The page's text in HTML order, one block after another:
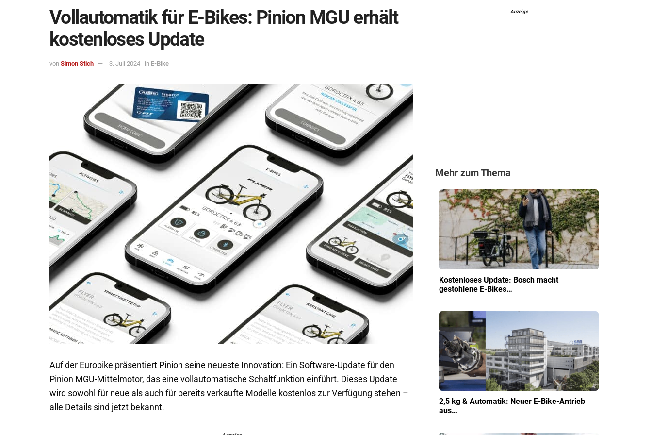
Vollautomatik für E-Bikes: Pinion MGU erhält
kostenloses Update
von Simon Stich 3. Juli 2024 in E-Bike
Auf der Eurobike präsentiert Pinion seine neueste Innovation: Ein Software-Update für den
Pinion MGU-Mittelmotor, das eine vollautomatische Schaltfunktion einführt. Dieses Update
wird sowohl für neue als auch für bereits verkaufte Modelle kostenlos zur Verfügung stehen –
alle Details sind jetzt bekannt.
Anzeige
Mehr zum Thema
Kostenloses Update: Bosch macht
gestohlene E-Bikes…
2,5 kg & Automatik: Neuer E-Bike-Antrieb
aus…